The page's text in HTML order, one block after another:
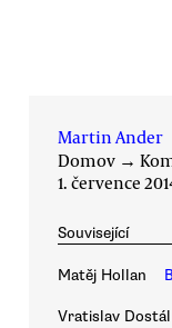
Martin Ander
Domov →
1. července
Související
Matěj Hollan
Vratislav Dostál